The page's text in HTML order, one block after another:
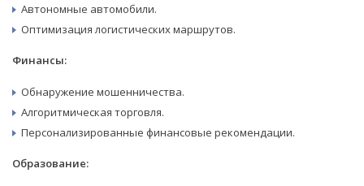
Автономные автомобили.
Оптимизация логистических маршрутов.
Финансы:
Обнаружение мошенничества.
Алгоритмическая торговля.
Персонализированные финансовые рекомендации.
Образование: